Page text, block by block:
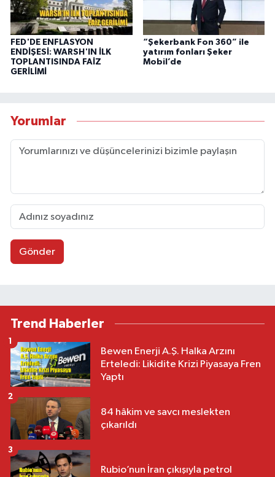
FED'DE ENFLASYON
ENDİŞESİ: WARSH'IN İLK
TOPLANTISINDA FAİZ
GERİLİMİ
“Şekerbank Fon 360” ile
yatırım fonları Şeker
Mobil’de
Yorumlar
Gönder
Trend Haberler
Bewen Enerji A.Ş. Halka Arzını
Erteledi: Likidite Krizi Piyasaya Fren
Yaptı
1
84 hâkim ve savcı meslekten
çıkarıldı
2
Rubio’nun İran çıkışıyla petrol
3